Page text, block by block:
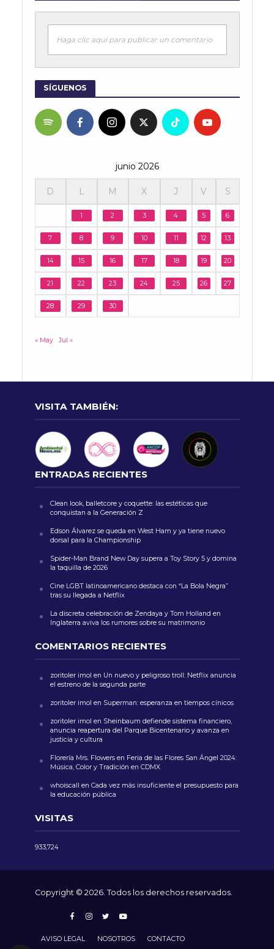
Haga clic aquí para publicar un comentario
SÍGUENOS
junio 2026
D L M X J V S
1 2 3 4 5 6
7 8 9 10 11 12 13
14 15 16 17 18 19 20
21 22 23 24 25 26 27
28 29 30
« May Jul »
VISITA TAMBIÉN:
ENTRADAS RECIENTES
Clean look, balletcore y coquette: las estéticas que
conquistan a la Generación Z
Edson Álvarez se queda en West Ham y ya tiene nuevo
dorsal para la Championship
Spider-Man Brand New Day supera a Toy Story 5 y domina
la taquilla de 2026
Cine LGBT latinoamericano destaca con “La Bola Negra”
tras su llegada a Netflix
La discreta celebración de Zendaya y Tom Holland en
Inglaterra aviva los rumores sobre su matrimonio
COMENTARIOS RECIENTES
zoritoler imol en Un nuevo y peligroso troll: Netflix anuncia
el estreno de la segunda parte
zoritoler imol en Superman: esperanza en tiempos cínicos
zoritoler imol en Sheinbaum defiende sistema financiero,
anuncia reapertura del Parque Bicentenario y avanza en
justicia y cultura
Florería Mrs. Flowersen Feria de las Flores San Ángel 2024:
Música, Color y Tradición en CDMX
whoiscall en Cada vez más insuficiente el presupuesto para
la educación pública
VISITAS
933,724
Copyright © 2026. Todos los derechos reservados.
AVISO LEGAL NOSOTROS CONTACTO